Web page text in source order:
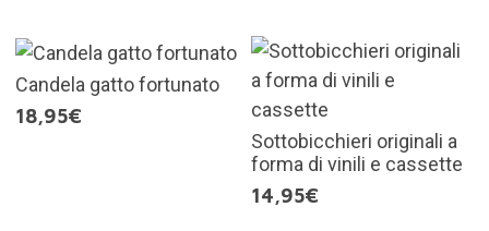
Candela gatto fortunato
18,95€
Sottobicchieri originali a
forma di vinili e cassette
14,95€